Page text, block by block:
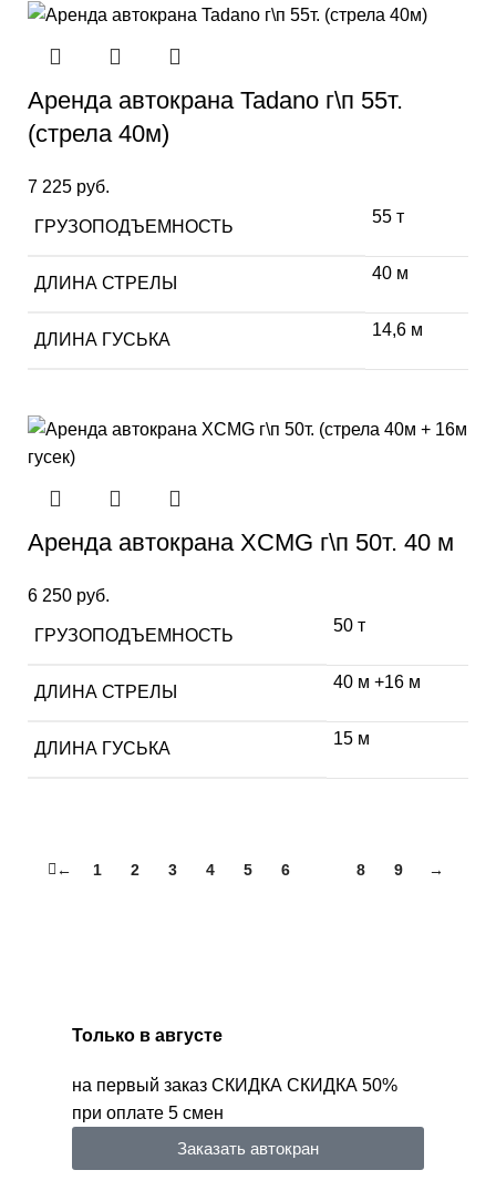
Аренда автокрана Tadano г\п 55т.
(стрела 40м)
7 225 руб.
ГРУЗОПОДЪЕМНОСТЬ
55 т
ДЛИНА СТРЕЛЫ
40 м
ДЛИНА ГУСЬКА
14,6 м
Аренда автокрана XCMG г\п 50т. 40 м
6 250 руб.
ГРУЗОПОДЪЕМНОСТЬ
50 т
ДЛИНА СТРЕЛЫ
40 м +16 м
ДЛИНА ГУСЬКА
15 м
← 1 2 3 4 5 6 8 9 →
Только в августе
на первый заказ СКИДКА СКИДКА 50%
при оплате 5 смен
Заказать автокран